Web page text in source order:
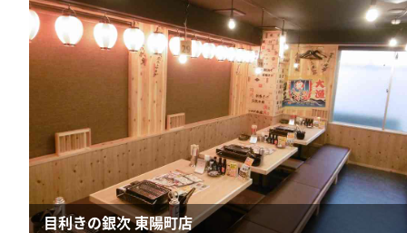
目利きの銀次 東陽町店